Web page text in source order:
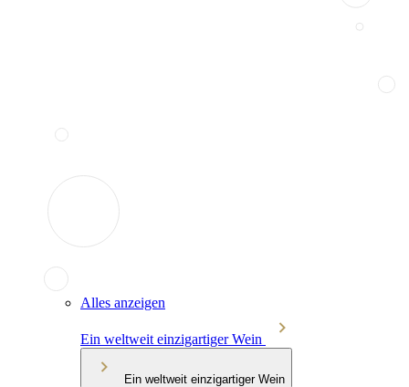
Alles anzeigen
Ein weltweit einzigartiger Wein
Ein weltweit einzigartiger Wein